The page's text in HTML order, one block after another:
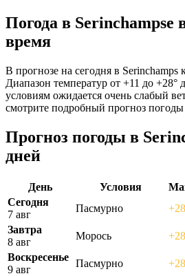
Погода в Serinchampsе
время
В прогнозе на сегодня в Serinchamps
Диапазон температур от +11 до
условиям ожидается очень слабый
смотрите подробный прогноз погоды
Прогноз погоды в
дней
День Условия
Сегодня
7 авг
Пасмурно
Завтра
8 авг
Морось
Воскресенье
9 авг
Пасмурно